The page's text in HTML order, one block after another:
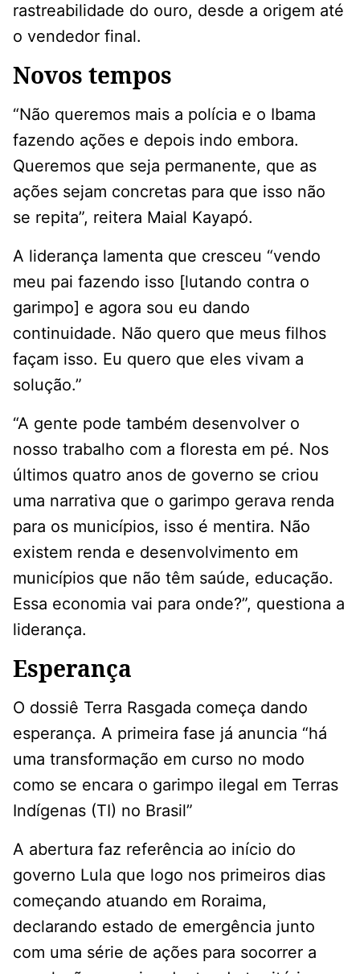
rastreabilidade do ouro, desde a origem até
o vendedor final.
Novos tempos
“Não queremos mais a polícia e o Ibama
fazendo ações e depois indo embora.
Queremos que seja permanente, que as
ações sejam concretas para que isso não
se repita”, reitera Maial Kayapó.
A liderança lamenta que cresceu “vendo
meu pai fazendo isso [lutando contra o
garimpo] e agora sou eu dando
continuidade. Não quero que meus filhos
façam isso. Eu quero que eles vivam a
solução.”
“A gente pode também desenvolver o
nosso trabalho com a floresta em pé. Nos
últimos quatro anos de governo se criou
uma narrativa que o garimpo gerava renda
para os municípios, isso é mentira. Não
existem renda e desenvolvimento em
municípios que não têm saúde, educação.
Essa economia vai para onde?”, questiona a
liderança.
Esperança
O dossiê Terra Rasgada começa dando
esperança. A primeira fase já anuncia “há
uma transformação em curso no modo
como se encara o garimpo ilegal em Terras
Indígenas (TI) no Brasil”
A abertura faz referência ao início do
governo Lula que logo nos primeiros dias
começando atuando em Roraima,
declarando estado de emergência junto
com uma série de ações para socorrer a